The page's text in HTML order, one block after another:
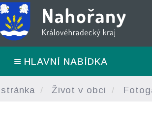
HLAVNÍ NABÍDKA
Život v obci